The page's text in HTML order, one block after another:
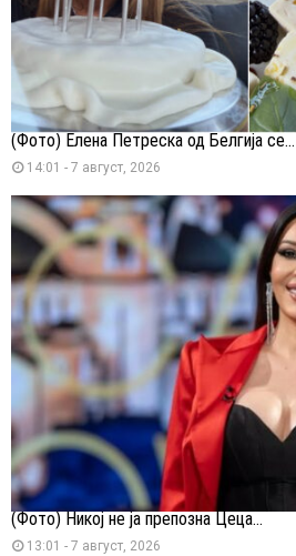
(Фото) Елена Петреска од Белгија се...
14:01 - 7 август, 2026
(Фото) Никој не ја препозна Цеца...
13:01 - 7 август, 2026